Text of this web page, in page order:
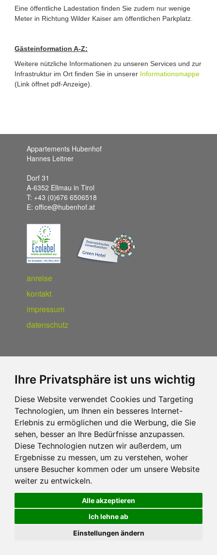
Ihre Privatsphäre ist uns wichtig
Diese Website verwendet Cookies und Targeting
Technologien, um Ihnen ein besseres Internet-
Erlebnis zu ermöglichen und die Werbung, die Sie
sehen, besser an Ihre Bedürfnisse anzupassen.
Diese Technologien nutzen wir außerdem, um
Ergebnisse zu messen, um zu verstehen, woher
unsere Besucher kommen oder um unsere Website
weiter zu entwickeln.
Alle akzeptieren
Ich lehne ab
Einstellungen ändern
Eine öffentliche Ladestation finden Sie zudem nur wenige
Meter in Richtung Wilder Kaiser am öffentlichen Parkplatz.
Gästeinformation A-Z:
Weitere nützliche Informationen zu unseren Services und zur
Infrastruktur im Ort finden Sie in unserer Informationsmappe
(Link öffnet pdf-Anzeige).
Appartements Hubenhof
Hannes Leitner
Dorf 31
A-6352 Ellmau in Tirol
T: +43 (0)676 6506518
E: office@hubenhof.at
anreise
kontakt
impressum
datenschutz